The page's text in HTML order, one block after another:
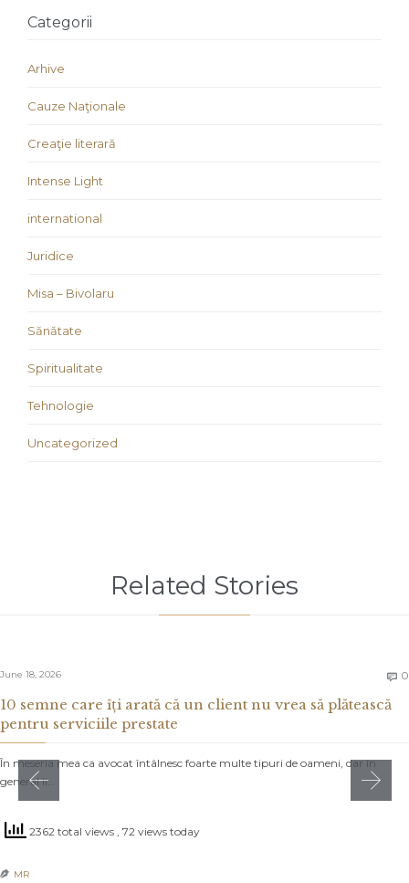
Categorii
Arhive
Cauze Naţionale
Creaţie literară
Intense Light
international
Juridice
Misa – Bivolaru
Sănătate
Spiritualitate
Tehnologie
Uncategorized
Related Stories
June 18, 2026  0
10 semne care îți arată că un client nu vrea să plătească
pentru serviciile prestate
În meseria mea ca avocat întâlnesc foarte multe tipuri de oameni, dar în
general îi…
2362 total views , 72 views today
 MR